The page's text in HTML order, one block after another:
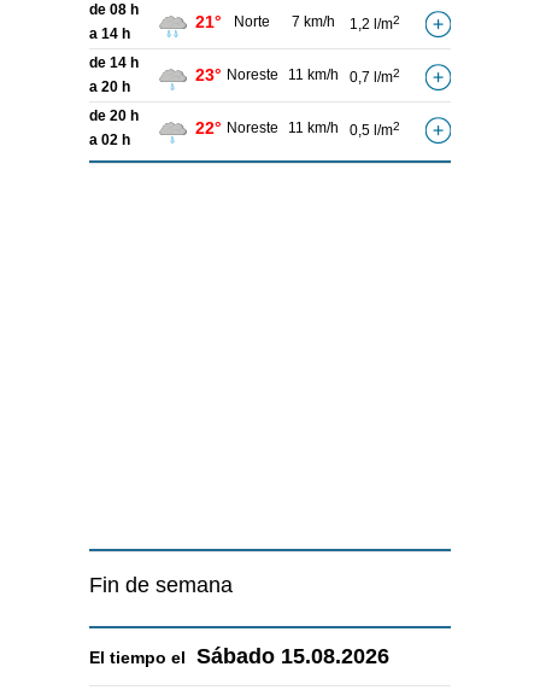
de 08 h
a 14 h
21° Norte 7 km/h 1,2 l/m2
de 14 h
a 20 h
23° Noreste 11 km/h 0,7 l/m2
de 20 h
a 02 h
22° Noreste 11 km/h 0,5 l/m2
Fin de semana
El tiempo el Sábado 15.08.2026